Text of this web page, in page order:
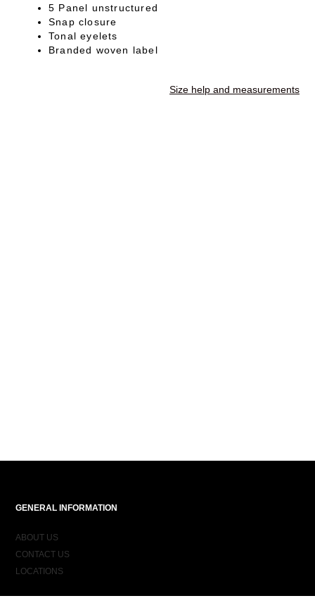
5 Panel unstructured
Snap closure
Tonal eyelets
Branded woven label
Size help and measurements
GENERAL INFORMATION
ABOUT US
CONTACT US
LOCATIONS